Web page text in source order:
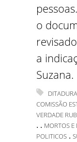
o
a
Suzana.
COMISSÃO
VERDADE
. . MORTOS E
POLITICOS .